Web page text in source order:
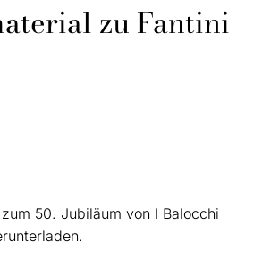
zu Fantini
50. Jubiläum von I Balocchi